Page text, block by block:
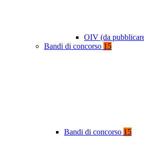
OIV (da
Bandi di concorso 15
Bandi di concorso 15